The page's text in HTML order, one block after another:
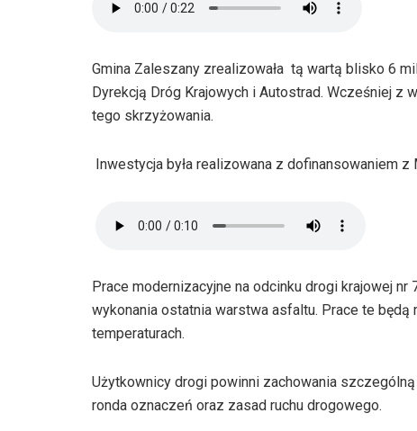
Gmina Zaleszany zrealizowała tą wartą blisko 6
Dyrekcją Dróg Krajowych i Autostrad. Wcześniej z
tego skrzyżowania.
Inwestycja była realizowana z dofinansowaniem
Prace modernizacyjne na odcinku drogi krajowej
wykonania ostatnia warstwa asfaltu. Prace te
temperaturach.
Użytkownicy drogi powinni zachowania
ronda oznaczeń oraz zasad ruchu drogowego.